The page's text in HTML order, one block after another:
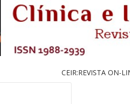
CEIR:REVISTA ON-